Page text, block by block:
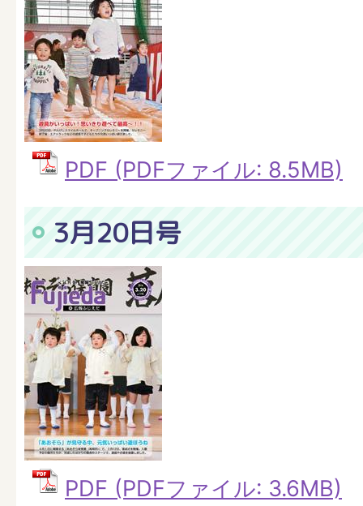
PDF (PDFファイル: 8.5MB)
3月20日号
PDF (PDFファイル: 3.6MB)